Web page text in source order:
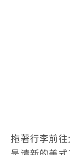
拖著行李前